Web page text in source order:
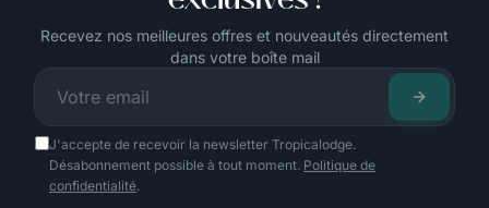
Recevez nos meilleures offres et nouveautés directement
dans votre boîte mail
J'accepte de recevoir la newsletter Tropicalodge.
Désabonnement possible à tout moment. Politique de
confidentialité.